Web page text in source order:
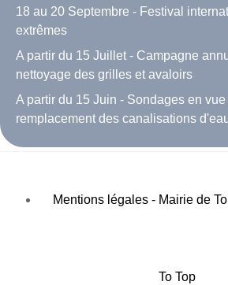
18 au 20 Septembre - Festival
extrêmes
A partir du 15 Juillet - Campagne
nettoyage des grilles et avaloirs
A partir du 15 Juin - Sondages en
remplacement des canalisations
Mentions légales - Mairie de
To Top